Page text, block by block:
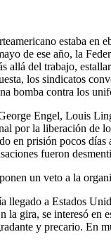
estaba en
de ese año, la
allá del trabajo,
los sindicatos
bomba contra los
Engel, Louis
por la liberación de
en prisión pocos
fueron
un veto a la
a Estados
gira, se interesó en
y precario. En